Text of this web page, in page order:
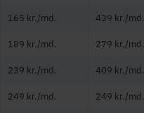
165 kr./md. 439 kr./md.
189 kr./md. 279 kr./md.
239 kr./md. 409 kr./md.
249 kr./md. 249 kr./md.